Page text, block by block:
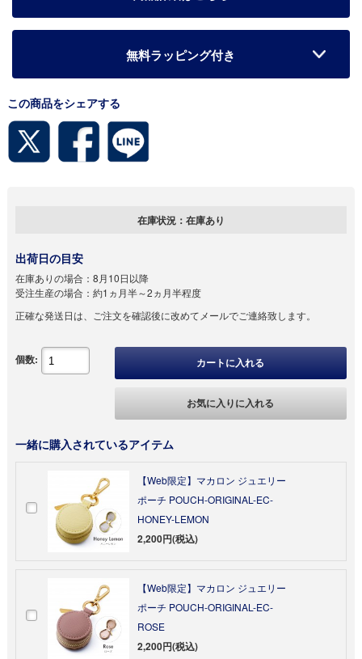
無料ラッピング付き
この商品をシェアする
在庫状況： 在庫あり
出荷日の目安
在庫ありの場合： 8月10日以降
受注生産の場合： 約1ヵ月半～2ヵ月半程度
正確な発送日は、ご注文を確認後に改めてメールでご連絡致します。
個数: カートに入れる
お気に入りに入れる
一緒に購入されているアイテム
【Web限定】マカロン ジュエリー
ポーチ POUCH-ORIGINAL-EC-
HONEY-LEMON
2,200円(税込)
【Web限定】マカロン ジュエリー
ポーチ POUCH-ORIGINAL-EC-
ROSE
2,200円(税込)